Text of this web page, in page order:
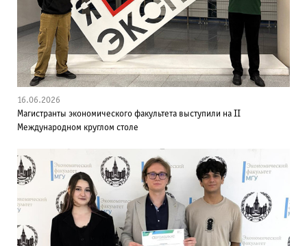
16.06.2026
Магистранты экономического факультета выступили на II
Международном круглом столе